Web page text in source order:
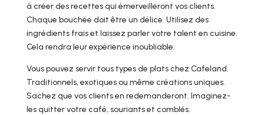
à créer des recettes qui émerveilleront vos clients.
Chaque bouchée doit être un délice. Utilisez des
ingrédients frais et laissez parler votre talent en cuisine.
Cela rendra leur expérience inoubliable.
Vous pouvez servir tous types de plats chez Cafeland.
Traditionnels, exotiques ou même créations uniques.
Sachez que vos clients en redemanderont. Imaginez-
les quitter votre café, souriants et comblés.